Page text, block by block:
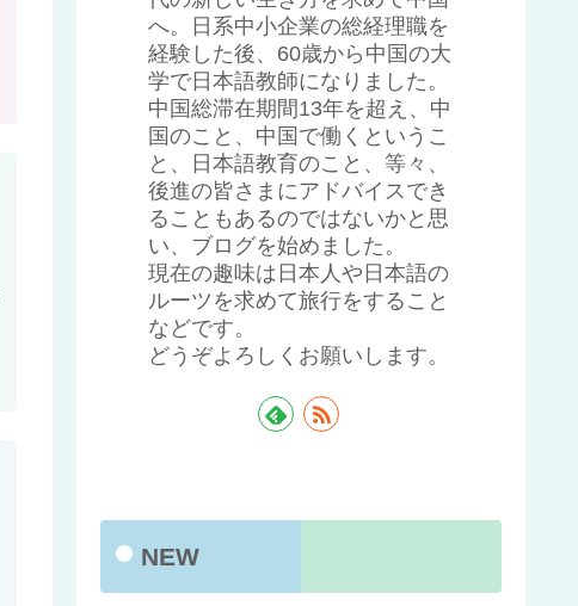
へ。日系中小企業の総経理職を
経験した後、60歳から中国の大
学で日本語教師になりました。
中国総滞在期間13年を超え、中
国のこと、中国で働くというこ
と、日本語教育のこと、等々、
後進の皆さまにアドバイスでき
ることもあるのではないかと思
い、ブログを始めました。
現在の趣味は日本人や日本語の
ルーツを求めて旅行をすること
などです。
どうぞよろしくお願いします。
NEW